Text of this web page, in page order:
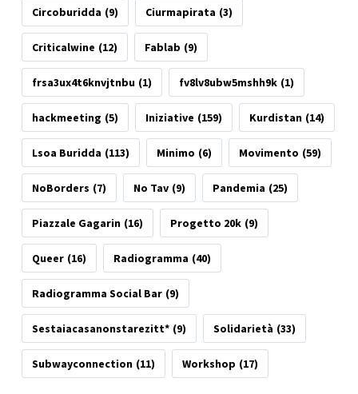
Circoburidda (9) Ciurmapirata (3)
Criticalwine (12) Fablab (9)
frsa3ux4t6knvjtnbu (1) fv8lv8ubw5mshh9k (1)
hackmeeting (5) Iniziative (159) Kurdistan (14)
Lsoa Buridda (113) Minimo (6) Movimento (59)
NoBorders (7) No Tav (9) Pandemia (25)
Piazzale Gagarin (16) Progetto 20k (9)
Queer (16) Radiogramma (40)
Radiogramma Social Bar (9)
Sestaiacasanonstarezitt* (9) Solidarietà (33)
Subwayconnection (11) Workshop (17)